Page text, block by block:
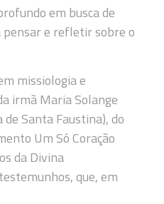
em busca de
pensar e refletir sobre o
missiologia e
irmã Maria Solange
Santa Faustina), do
Um Só Coração
da Divina
que, em